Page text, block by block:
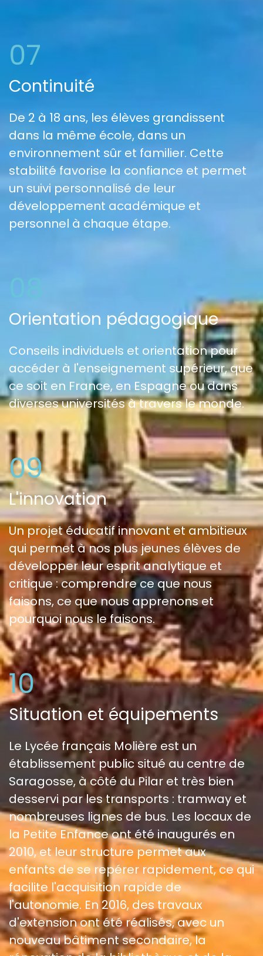
07
Continuité
De 2 à 18 ans, les élèves grandissent
dans la même école, dans un
environnement sûr et familier. Cette
stabilité favorise la confiance et permet
un suivi personnalisé de leur
développement académique et
personnel à chaque étape.
Orientation pédagogique
Conseils individuels et orientation pour
accéder à l'enseignement supérieur, que
ce soit en France, en Espagne ou dans
diverses universités à travers le monde.
09
L'innovation
Un projet éducatif innovant et ambitieux
qui permet à nos plus jeunes élèves de
développer leur esprit analytique et
critique : comprendre ce que nous
faisons, ce que nous apprenons et
pourquoi nous le faisons.
10
Situation et équipements
Le Lycée français Molière est un
établissement public situé au centre de
Saragosse, à côté du Pilar et très bien
desservi par les transports : tramway et
nombreuses lignes de bus. Les locaux de
la Petite Enfance ont été inaugurés en
2010, et leur structure permet aux
enfants de se repérer rapidement, ce qui
facilite l'acquisition rapide de
l'autonomie. En 2016, des travaux
d'extension ont été réalisés, avec un
nouveau bâtiment secondaire, la